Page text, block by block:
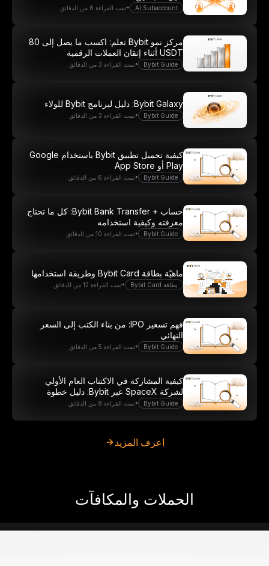
AI Subaccount
•تمت القراءة 6 من الدقائق
Bybit Guide
•تمت القراءة 3 من الدقائق
مركز نمو Bybit تعلم: اكسب ما يصل إلى 80
USDT أثناء إتقان العملات الرقمية
Bybit Guide
•تمت القراءة 3 من الدقائق
Bybit Galaxy: دليل لبرنامج Bybit للولاء
Bybit Guide
•تمت القراءة 6 من الدقائق
كيفية تحميل تطبيق Bybit باستخدام Google
Play أو App Store
Bybit Guide
•تمت القراءة 10 من الدقائق
حساب + Bybit Bank Transfer: كل ما تحتاج
معرفته وكيفية استخدامه
بطاقة Bybit Card •تمت القراءة 12 من الدقائق
ماهيّة بطاقة Bybit Card وطريقة استخدامها
Bybit Guide
•تمت القراءة 5 من الدقائق
فهم تسعير IPO: من بناء الكتب إلى السعر
النهائي
Bybit Guide
•تمت القراءة 8 من الدقائق
كيفية المشاركة في الاكتتاب العام الأولي
لشركة SpaceX عبر Bybit: دليل خطوة
بخطوة
اعرف المزيد
الحملات والمكافآت
أنشِئ حسابًا وابدَأ بالإيداع لتكسَب 20 دولار الآن
انضَم الآن